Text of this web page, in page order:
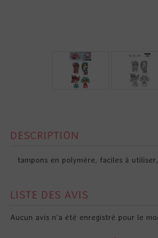
DESCRIPTION
tampons en polymère, faciles à
LISTE DES AVIS
Aucun avis n'a été enregistré pour le